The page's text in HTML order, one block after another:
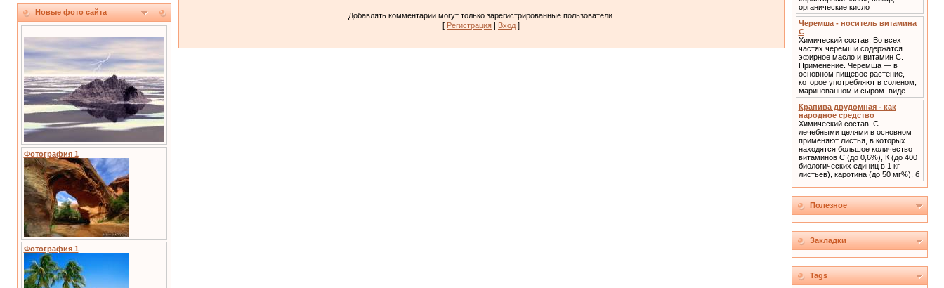
Новые фото сайта
Фотография 1
Фотография 1
Добавлять комментарии могут только зарегистрированные пользователи.
[ Регистрация | Вход ]
органические кисло
Черемша - носитель витамина
С
Химический состав. Во всех
частях черемши содержатся
эфирное масло и витамин С.
Применение. Черемша — в
основном пищевое растение,
которое употребляют в соленом,
маринованном и сыром виде
Крапива двудомная - как
народное средство
Химический состав. С
лечебными целями в основном
применяют листья, в которых
находятся большое количество
витаминов С (до 0,6%), К (до 400
биологических единиц в 1 кг
листьев), каротина (до 50 мг%), б
Полезное
Закладки
Tags